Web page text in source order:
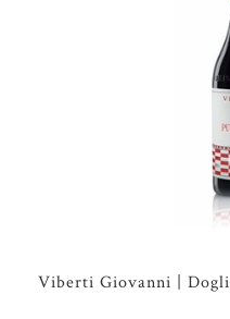
Viberti Giovanni |